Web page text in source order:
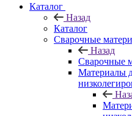
Каталог
Назад
Каталог
Сварочные
Назад
Сварочные
Материалы